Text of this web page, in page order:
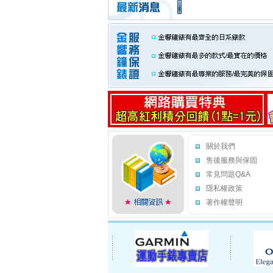
關於我們
售後服務與保固
常見問題Q&A
隱私權政策
著作權聲明